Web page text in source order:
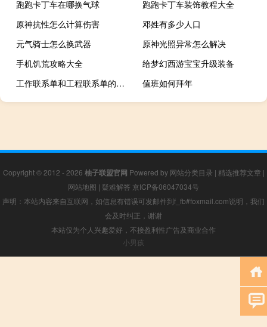
跑跑卡丁车在哪换气球
跑跑卡丁车装饰教程大全
原神抗性怎么计算伤害
邓姓有多少人口
元气骑士怎么换武器
原神光照异常怎么解决
手机饥荒攻略大全
给梦幻西游宝宝升级装备
工作联系单和工程联系单的区别
值班如何拜年
Copyright © 2012 - 2026 柚子联盟官网 Powered by 网站分类目录 | 精选推荐文章 |
网站地图 | 疑难解答 京ICP备06047034号
声明：本站内容来自互联网，如信息有错误可发邮件到f_fb#foxmail.com说明，我们
会及时纠正，谢谢
本站仅为个人兴趣爱好，不接盈利性广告及商业合作
小男孩